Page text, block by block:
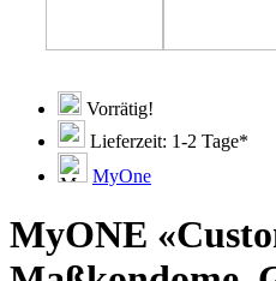
Vorrätig!
Lieferzeit: 1-2 Tage*
MyOne
MyONE